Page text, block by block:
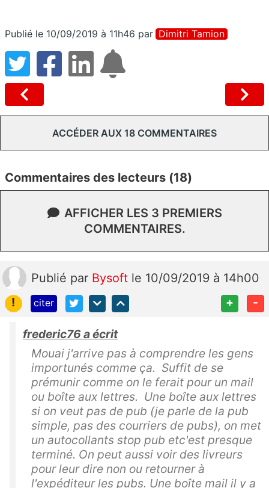
Publié le 10/09/2019 à 11h46 par Dimitri Tamion
ACCÉDER AUX 18 COMMENTAIRES
Commentaires des lecteurs (18)
AFFICHER LES 3 PREMIERS
COMMENTAIRES.
Publié par Bysoft le 10/09/2019 à 14h00
!
citer + -
frederic76 a écrit
Mouai j'arrive pas à comprendre les gens
importunés comme ça. Suffit de se
prémunir comme on le ferait pour un mail
ou boîte aux lettres. Une boîte aux lettres
si on veut pas de pub (je parle de la pub
simple, pas des courriers de pubs), on met
un autocollants stop pub etc'est presque
terminé. On peut aussi voir des livreurs
pour leur dire non ou retourner à
l'expéditeur les pubs. Une boîte mail il y a